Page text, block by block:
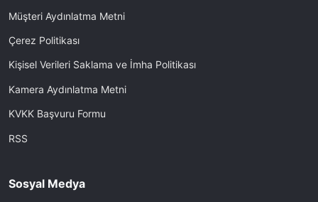
Müşteri Aydınlatma Metni
Çerez Politikası
Kişisel Verileri Saklama ve İmha Politikası
Kamera Aydınlatma Metni
KVKK Başvuru Formu
RSS
Sosyal Medya